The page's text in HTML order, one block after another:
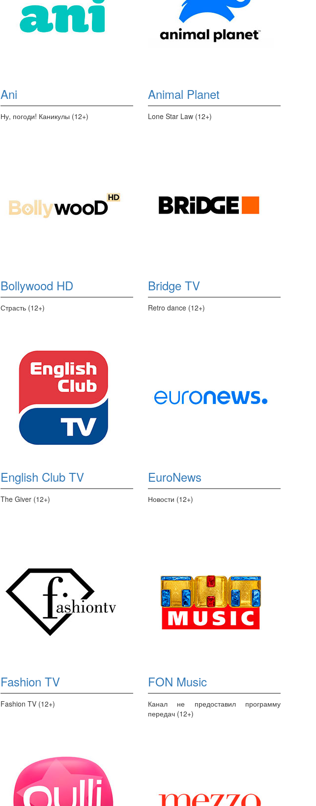
Ani
Ну, погоди! Каникулы (12+)
Animal Planet
Lone Star Law (12+)
Bollywood HD
Страсть (12+)
Bridge TV
Retro dance (12+)
English Club TV
The Giver (12+)
EuroNews
Новости (12+)
Fashion TV
Fashion TV (12+)
FON Music
Канал не предоставил программу
передач (12+)